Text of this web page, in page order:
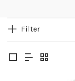
Filter